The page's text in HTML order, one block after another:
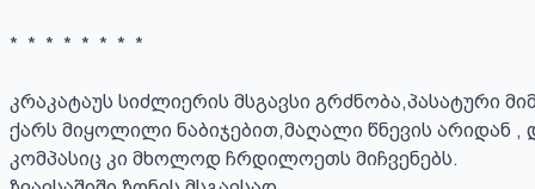
*  *  *  *  *  *  *  *
კრაკატაუს სიძლიერის მსგავსი გრძნობა,პასატური
ქარს მიყოლილი ნაბიჯებით,მაღალი წნევის არიდან ,
კომპასიც კი მხოლოდ ჩრდილოეთს მიჩვენებს.